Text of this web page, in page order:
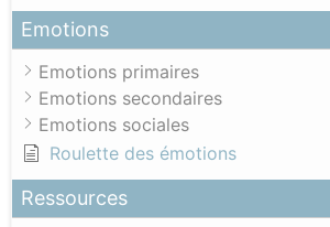
Emotions
Emotions primaires
Emotions secondaires
Emotions sociales
Roulette des émotions
Ressources